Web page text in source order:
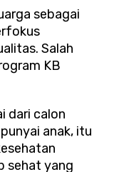
sebagai
Salah
KB
dari calon
anak, itu
sehat yang